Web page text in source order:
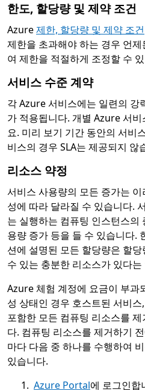
한도, 할당량 및 제약 조건
Azure제한, 할당량 및 제약 조건
제한을 초과해야 하는 경우 언제
여 제한을 적절하게 조정할 수
서비스 수준 계약
각 Azure 서비스에는 일련의 강
가 적용됩니다. 개별 Azure 서
요. 미리 보기 기간 동안의 서비
비스의 경우 SLA는 제공되지 않
리소스 약정
서비스 사용량의 모든 증가는
성에 따라 달라질 수 있습니다.
는 실행하는 컴퓨팅 인스턴스의
용량 증가 등을 들 수 있습니다.
션에 설명된 모든 할당량은 할
수 있는 충분한 리소스가 있다
Azure 체험 계정에 요금이 부과
성 상태인 경우 호스트된 서비
포함한 모든 컴퓨팅 리소스를
다. 컴퓨팅 리소스를 제거하기
마다 다음 중 하나를 수행하여
있습니다.
Azure Portal에 로그인합